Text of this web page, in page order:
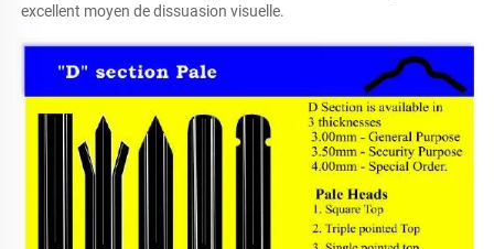
excellent moyen de dissuasion visuelle.